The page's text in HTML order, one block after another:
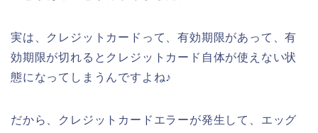
実は、クレジットカードって、有効期限があって、有
効期限が切れるとクレジットカード自体が使えない状
態になってしまうんですよね♪
だから、クレジットカードエラーが発生して、エッグ